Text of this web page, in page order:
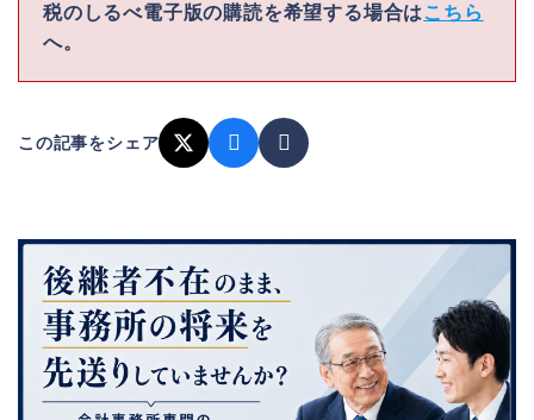
税のしるべ電子版の購読を希望する場合は こちら
へ。
この記事をシェア